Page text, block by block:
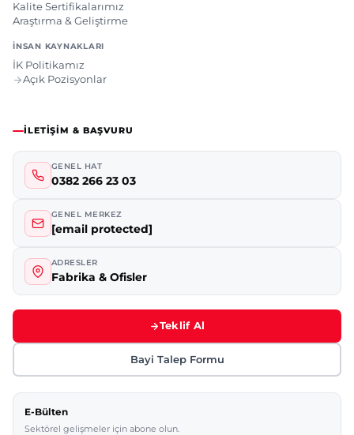
Kalite Sertifikalarımız
Araştırma & Geliştirme
İNSAN KAYNAKLARI
İK Politikamız
Açık Pozisyonlar
İLETIŞIM & BAŞVURU
GENEL HAT
0382 266 23 03
GENEL MERKEZ
[email protected]
ADRESLER
Fabrika & Ofisler
Teklif Al
Bayi Talep Formu
E-Bülten
Sektörel gelişmeler için abone olun.